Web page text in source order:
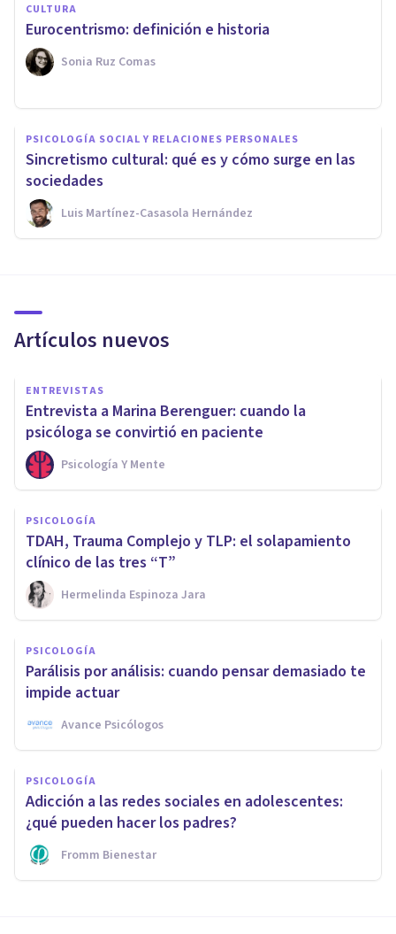
CULTURA
Eurocentrismo: definición e historia
Sonia Ruz Comas
PSICOLOGÍA SOCIAL Y RELACIONES PERSONALES
Sincretismo cultural: qué es y cómo surge en las
sociedades
Luis Martínez-Casasola Hernández
Artículos nuevos
ENTREVISTAS
Entrevista a Marina Berenguer: cuando la
psicóloga se convirtió en paciente
Psicología Y Mente
PSICOLOGÍA
TDAH, Trauma Complejo y TLP: el solapamiento
clínico de las tres “T”
Hermelinda Espinoza Jara
PSICOLOGÍA
Parálisis por análisis: cuando pensar demasiado te
impide actuar
Avance Psicólogos
PSICOLOGÍA
Adicción a las redes sociales en adolescentes:
¿qué pueden hacer los padres?
Fromm Bienestar